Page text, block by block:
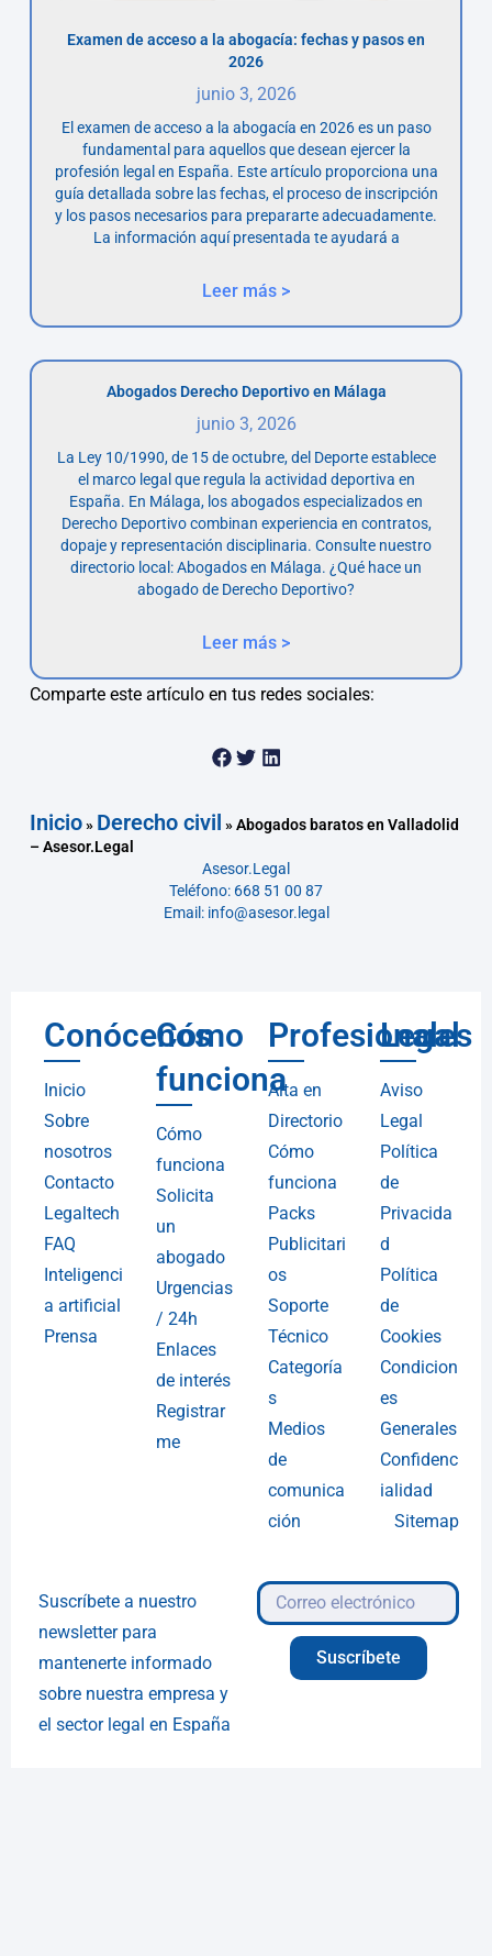
Examen de acceso a la abogacía: fechas y pasos en
2026
junio 3, 2026
El examen de acceso a la abogacía en 2026 es un paso
fundamental para aquellos que desean ejercer la
profesión legal en España. Este artículo proporciona una
guía detallada sobre las fechas, el proceso de inscripción
y los pasos necesarios para prepararte adecuadamente.
La información aquí presentada te ayudará a
Leer más >
Abogados Derecho Deportivo en Málaga
junio 3, 2026
La Ley 10/1990, de 15 de octubre, del Deporte establece
el marco legal que regula la actividad deportiva en
España. En Málaga, los abogados especializados en
Derecho Deportivo combinan experiencia en contratos,
dopaje y representación disciplinaria. Consulte nuestro
directorio local: Abogados en Málaga. ¿Qué hace un
abogado de Derecho Deportivo?
Leer más >
Comparte este artículo en tus redes sociales:
Inicio» Derecho civil »Abogados baratos en Valladolid
– Asesor.Legal
Asesor.Legal
Teléfono: 668 51 00 87
Email: info@asesor.legal
Conócenos
Inicio
Sobre
nosotros
Contacto
Legaltech
FAQ
Inteligenci
a artificial
Prensa
Cómo
funciona
Cómo
funciona
Solicita
un
abogado
Urgencias
/ 24h
Enlaces
de interés
Registrar
me
Profesionales
Alta en
Directorio
Cómo
funciona
Packs
Publicitari
os
Soporte
Técnico
Categoría
s
Medios
de
comunica
ción
Legal
Aviso
Legal
Política
de
Privacida
d
Política
de
Cookies
Condicion
es
Generales
Confidenc
ialidad
Sitemap
Suscríbete a nuestro
newsletter para
mantenerte informado
sobre nuestra empresa y
el sector legal en España
Suscríbete